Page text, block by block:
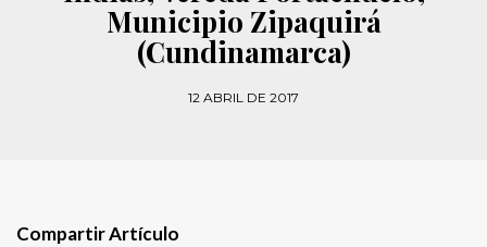
Municipio Zipaquirá
(Cundinamarca)
12 ABRIL DE 2017
Compartir Artículo